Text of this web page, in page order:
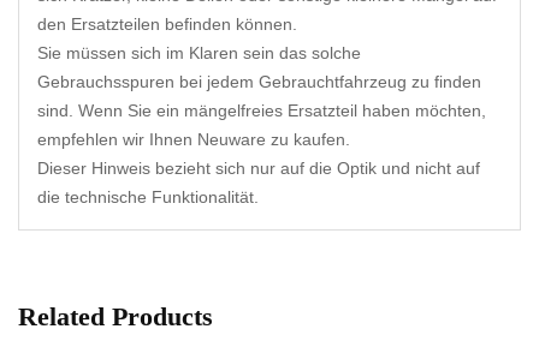
den Ersatzteilen befinden können.
Sie müssen sich im Klaren sein das solche
Gebrauchsspuren bei jedem Gebrauchtfahrzeug zu finden
sind. Wenn Sie ein mängelfreies Ersatzteil haben möchten,
empfehlen wir Ihnen Neuware zu kaufen.
Dieser Hinweis bezieht sich nur auf die Optik und nicht auf
die technische Funktionalität.
Related Products